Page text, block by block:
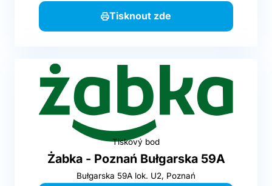
Tisknout zde
Tiskový bod
Żabka - Poznań Bułgarska 59A
Bułgarska 59A lok. U2, Poznań